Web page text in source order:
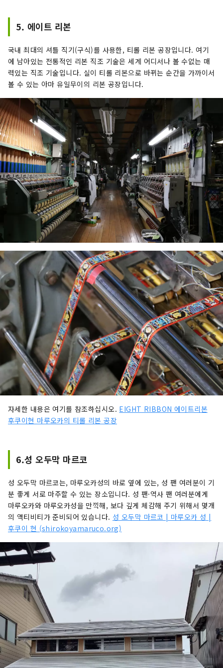
치 미츠히데의 부부 사랑의 이야기를 듣고,
아내의 씹을 수 있다 '가 있습니다.
5. 에이트 리본
국내 최대의 셔틀 직기(구식)를 사용한, 티롤 리본 공장입니다. 여기
에 남아있는 전통적인 리본 직조 기술은 세계 어디서나 볼 수없는 매
력있는 직조 기술입니다. 실이 티롤 리본으로 바뀌는 순간을 가까이서
볼 수 있는 아마 유일무이의 리본 공장입니다.
자세한 내용은 여기를 참조하십시오. EIGHT RIBBON 에이트리본
후쿠이현 마루오카의 티롤 리본 공장
6.성 오두막 마르코
성 오두막 마르코는, 마루오카성의 바로 옆에 있는, 성 팬 여러분이 기
분 좋게 서로 마주할 수 있는 장소입니다. 성 팬·역사 팬 여러분에게
마루오카와 마루오카성을 만끽해, 보다 깊게 체감해 주기 위해서 몇개
의 액티비티가 준비되어 있습니다. 성 오두막 마르코 | 마루오카 성 |
후쿠이 현 (shirokoyamaruco.org)